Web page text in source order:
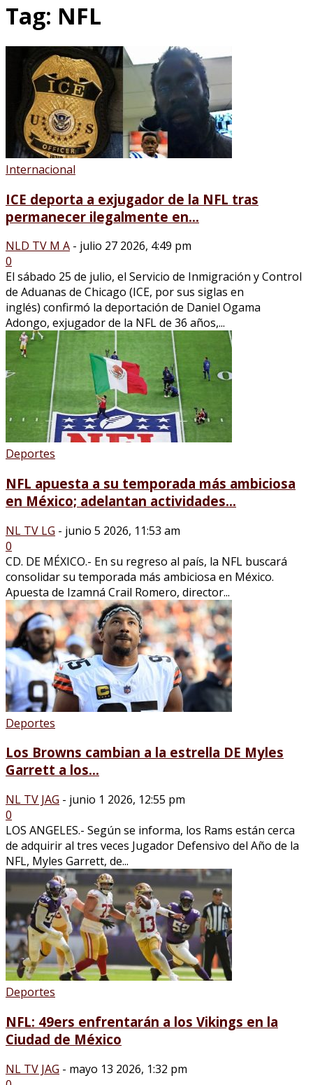
Tag: NFL
Internacional
ICE deporta a exjugador de la NFL tras
permanecer ilegalmente en...
NLD TV M A - julio 27 2026, 4:49 pm
0
El sábado 25 de julio, el Servicio de Inmigración y Control
de Aduanas de Chicago (ICE, por sus siglas en
inglés) confirmó la deportación de Daniel Ogama
Adongo, exjugador de la NFL de 36 años,...
Deportes
NFL apuesta a su temporada más ambiciosa
en México; adelantan actividades...
NL TV LG - junio 5 2026, 11:53 am
0
CD. DE MÉXICO.- En su regreso al país, la NFL buscará
consolidar su temporada más ambiciosa en México.
Apuesta de Izamná Crail Romero, director...
Deportes
Los Browns cambian a la estrella DE Myles
Garrett a los...
NL TV JAG - junio 1 2026, 12:55 pm
0
LOS ANGELES.- Según se informa, los Rams están cerca
de adquirir al tres veces Jugador Defensivo del Año de la
NFL, Myles Garrett, de...
Deportes
NFL: 49ers enfrentarán a los Vikings en la
Ciudad de México
NL TV JAG - mayo 13 2026, 1:32 pm